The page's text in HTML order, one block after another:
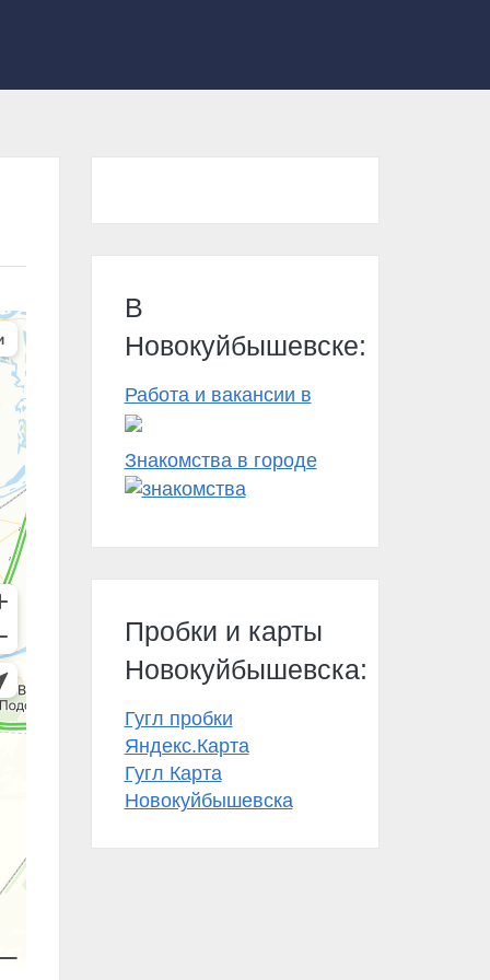
В
Новокуйбышевске:
Работа и вакансии в
Знакомства в городе
Пробки и карты
Новокуйбышевска:
Гугл пробки
Яндекс.Карта
Гугл Карта
Новокуйбышевска